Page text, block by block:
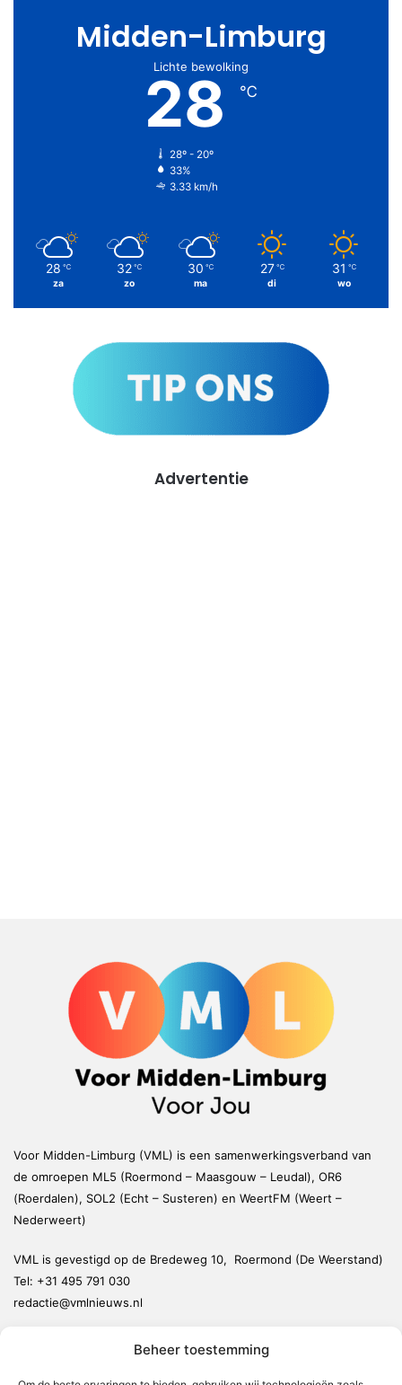
Beheer toestemming
Midden-Limburg
Lichte bewolking
28 ℃
28º - 20º
33%
3.33 km/h
28 ℃
za
32 ℃
zo
30 ℃
ma
27 ℃
di
31 ℃
wo
Advertentie
Voor Midden-Limburg (VML) is een samenwerkingsverband van
de omroepen ML5 (Roermond – Maasgouw – Leudal), OR6
(Roerdalen), SOL2 (Echt – Susteren) en WeertFM (Weert –
Nederweert)
VML is gevestigd op de Bredeweg 10, Roermond (De Weerstand)
Tel: +31 495 791 030
redactie@vmlnieuws.nl
Nederweert